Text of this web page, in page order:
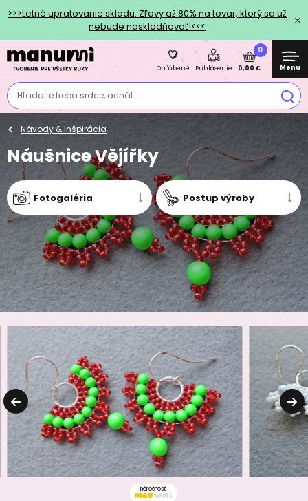
>>>Letné upratovanie skladu: Zľavy až 80% na tovar, ktorý sa už
nebude naskladňovať!<<<
Hľadajte treba srdce, achát...
Obľúbené Prihlásenie
0
0,00 € Menu
Návody & Inšpirácia
Náušnice Vějířky
Fotogaléria Postup výroby
náročnosť